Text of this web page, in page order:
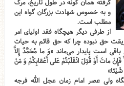
گرفته همان گونه در طول تاریخ، مرگ
و به خصوص شهادت بزرگان گواه این
مطلب است.
از طرفی دیگر هیچگاه فقد اولیای امر
حق نبوده چرا که حق قائم به حیات
است پایدار می‌ماند «وَ ما مُحَمَّدٌ إِلاَّ
ماتَ أَوْ قُتِلَ انْقَلَبْتُمْ عَلى‌ أَعْقابِكُمْ وَ مَنْ
ولی عصر امام زمان عجل الله فرجه